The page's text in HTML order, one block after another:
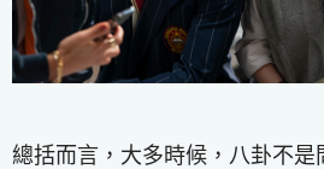
總括而言，大多時候，八卦不